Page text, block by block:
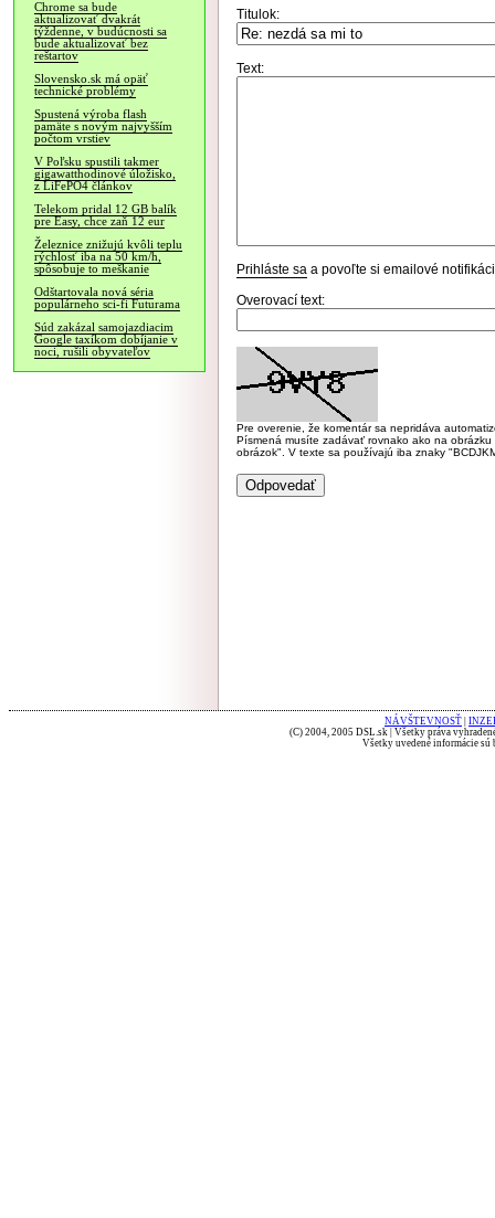
Chrome sa bude
aktualizovať dvakrát
týždenne, v budúcnosti sa
bude aktualizovať bez
reštartov
Slovensko.sk má opäť
technické problémy
Spustená výroba flash
pamäte s novým najvyšším
počtom vrstiev
V Poľsku spustili takmer
gigawatthodinové úložisko,
z LiFePO4 článkov
Telekom pridal 12 GB balík
pre Easy, chce zaň 12 eur
Železnice znižujú kvôli teplu
rýchlosť iba na 50 km/h,
spôsobuje to meškanie
Odštartovala nová séria
populárneho sci-fi Futurama
Súd zakázal samojazdiacim
Google taxíkom dobíjanie v
noci, rušili obyvateľov
Titulok:
Text:
Prihláste sa a povoľte si emailové
Overovací text:
Pre overenie, že komentár sa nepridáva
Písmená musíte zadávať rovnako ako na
obrázok". V texte sa používajú iba znaky
NÁVŠTEVNOSŤ
(C) 2004, 2005 DSL.sk | Všetky práva
Všetky uvedené informácie sú